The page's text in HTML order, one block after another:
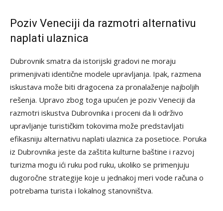
Poziv Veneciji da razmotri alternativu
naplati ulaznica
Dubrovnik smatra da istorijski gradovi ne moraju
primenjivati identične modele upravljanja. Ipak, razmena
iskustava može biti dragocena za pronalaženje najboljih
rešenja. Upravo zbog toga upućen je poziv Veneciji da
razmotri iskustva Dubrovnika i proceni da li održivo
upravljanje turističkim tokovima može predstavljati
efikasniju alternativu naplati ulaznica za posetioce. Poruka
iz Dubrovnika jeste da zaštita kulturne baštine i razvoj
turizma mogu ići ruku pod ruku, ukoliko se primenjuju
dugoročne strategije koje u jednakoj meri vode računa o
potrebama turista i lokalnog stanovništva.